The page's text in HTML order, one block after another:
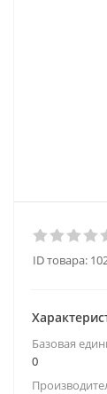
ID товара:
Базовая
0